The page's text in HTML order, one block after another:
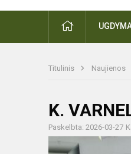
PRADŽIA
Titulinis Naujienos
K.
Paskelbta: 2026-03-27